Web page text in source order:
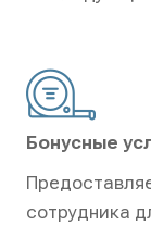
Бонусные
сотрудника